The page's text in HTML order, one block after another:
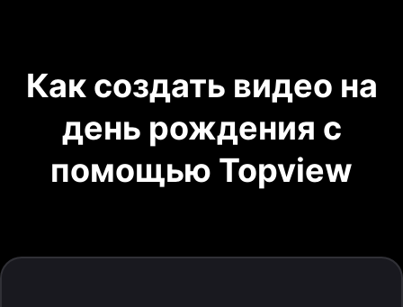
Как создать видео на
день рождения с
помощью Topview